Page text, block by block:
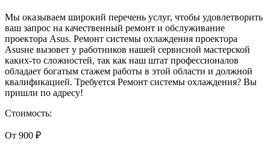
Мы оказываем широкий перечень услуг, чтобы удовлетворить
ваш запрос на качественный ремонт и обслуживание
проектора Asus. Ремонт системы охлаждения проектора
Asusне вызовет у работников нашей сервисной мастерской
каких-то сложностей, так как наш штат профессионалов
обладает богатым стажем работы в этой области и должной
квалификацией. Требуется Ремонт системы охлаждения? Вы
пришли по адресу!
Стоимость:
От 900 ₽